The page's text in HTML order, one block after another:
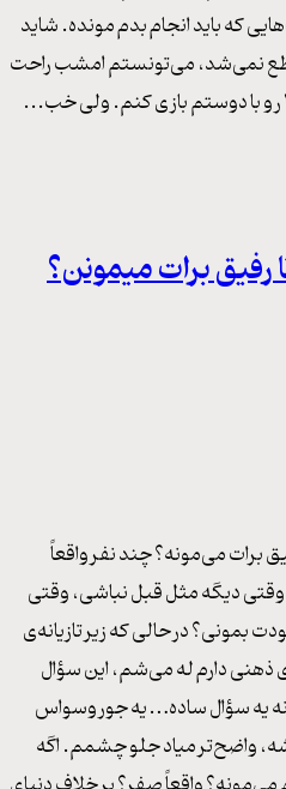
۸ تا از تسک‌هایی که باید انجام بدم مونده. شاید
لعنتی ۳ ساعت قطع نمی‌شد، می‌تونستم امشب راحت
بازی رو ببینم یا حداقل بتلفیلد ۱ رو با دوستم بازی کنم. ولی خب...
برات میمونن؟
برات می‌مونه؟ چند نفر واقعاً
دیگه مثل قبل نباشی، وقتی
در حالی که زیر تازیانه‌ی
دارم له می‌شم، این سؤال
یه سؤال ساده… یه جور وسواس
واضح‌تر میاد جلو چشمم. اگه